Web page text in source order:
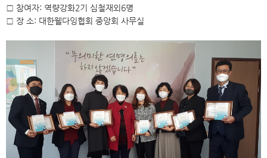
□ 참여자: 역량강화2기 심철재외6명
□ 장 소: 대한웰다잉협회 중앙회 사무실